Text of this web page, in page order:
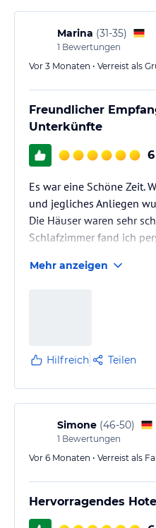
Marina (31-35)
1 Bewertungen
Vor 3 Monaten • Verreist als
Freundlicher
Unterkünfte
6
Es war eine Schöne Zeit.
und jegliches Anliegen
Die Häuser waren sehr
Schlafzimmer fand ich
Mehr anzeigen
Hilfreich Teilen
Simone (46-50)
1 Bewertungen
Vor 6 Monaten • Verreist als
Hervorragendes